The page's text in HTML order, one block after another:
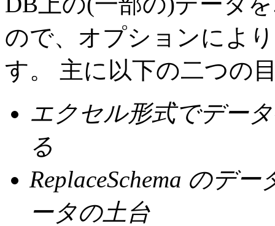
ので、オプションによ
す。 主に以下の二つの
エクセル形式でデー
る
ReplaceSchema のデ
ータの土台